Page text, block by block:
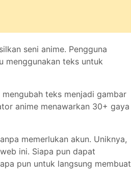
seni anime. Pengguna
menggunakan teks untuk
teks menjadi gambar
anime menawarkan 30+ gaya
memerlukan akun. Uniknya,
ini. Siapa pun dapat
pun untuk langsung membuat